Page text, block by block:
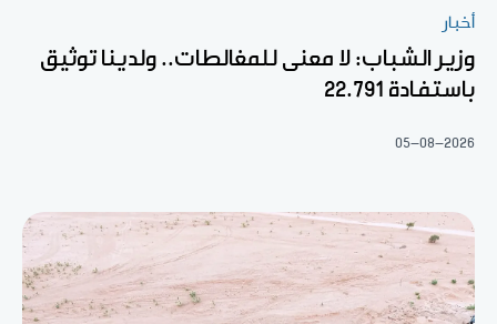
أخبار
وزير الشباب: لا معنى للمغالطات.. ولدينا توثيق
باستفادة 22.791
05-08-2026